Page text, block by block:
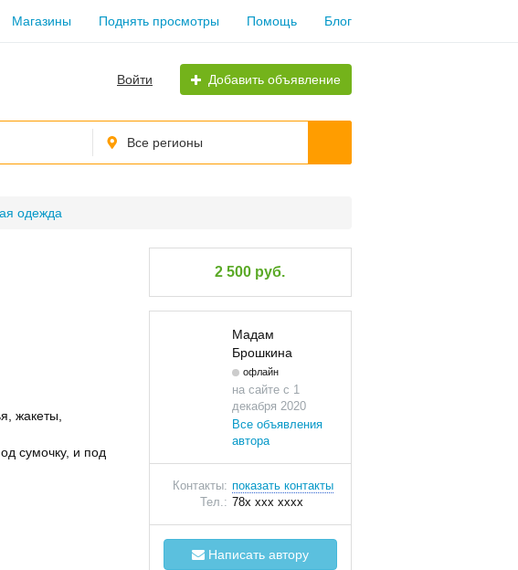
Магазины Поднять просмотры Помощь Блог
Войти Добавить объявление
Все регионы
одежда
2 500 руб.
жакеты,
сумочку, и под
Мадам
Брошкина
офлайн
на сайте с 1
декабря 2020
Все объявления
автора
Контакты: показать контакты
Тел.: 78x xxx xxxx
Написать автору